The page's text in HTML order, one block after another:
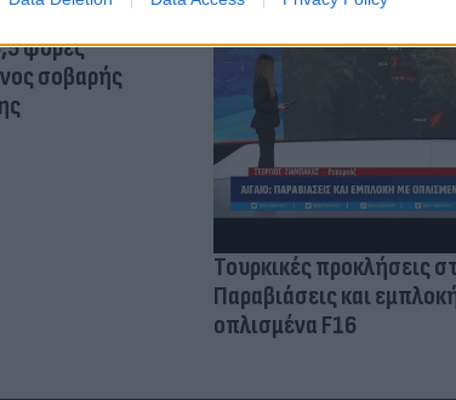
φορές
σοβαρής
Τουρκικές προκλήσεις
Παραβιάσεις και
οπλισμένα F16